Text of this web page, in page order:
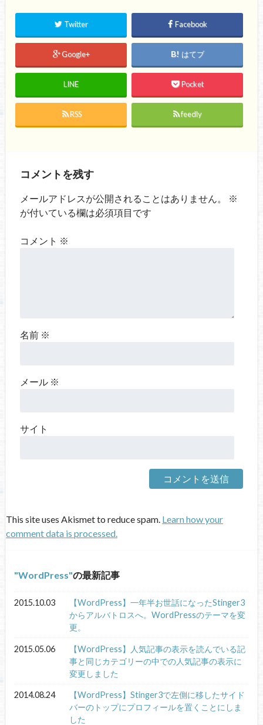
Twitter Facebook
Google+ はてブ
LINE Pocket
RSS feedly
コメントを残す
メールアドレスが公開されることはありません。
※
が付いている欄は必須項目です
コメント ※
名前 ※
メール ※
サイト
This site uses Akismet to reduce spam. Learn how your
comment data is processed.
WordPress の最新記事
2015.10.03
【WordPress】一年半お世話になったStinger3
からアルバトロスへ。WordPressのテーマを変
更。
2015.05.06
【WordPress】人気記事の表示を読んでいる記
事と同じカテゴリーの中での人気記事の表示に
変更しました
2014.08.24
【WordPress】Stinger3で左側に移したサイド
バーのトップにプロフィールを置くことにしま
した